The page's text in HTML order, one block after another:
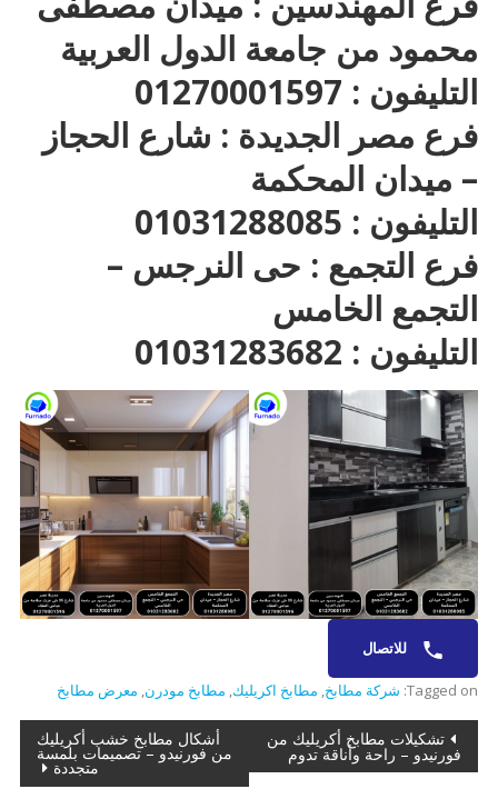
محمود من جامعة الدول العربية
التليفون : 01270001597
فرع مصر الجديدة : شارع الحجاز
– ميدان المحكمة
التليفون : 01031288085
فرع التجمع : حى النرجس –
التجمع الخامس
التليفون : 01031283682
للاتصال
Tagged on: شركة مطابخ, مطابخ اكريليك, مطابخ مودرن, معرض مطابخ
تصفّح
المقالات
تشكيلات مطابخ أكريليك من
فورنيدو – راحة وأناقة تدوم
أشكال مطابخ خشب أكريليك
من فورنيدو – تصميمات بلمسة
متجددة